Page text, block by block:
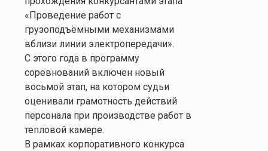
«Проведение работ с
грузоподъёмными механизмами
вблизи линии электропередачи».
С этого года в программу
соревнований включен новый
восьмой этап, на котором судьи
оценивали грамотность действий
персонала при производстве работ в
тепловой камере.
В рамках корпоративного конкурса